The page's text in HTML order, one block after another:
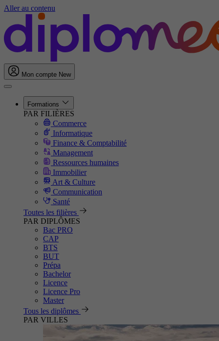
Aller au contenu
Mon compte New
Formations
PAR FILIÈRES
Commerce
Informatique
Finance & Comptabilité
Management
Ressources humaines
Immobilier
Art & Culture
Communication
Santé
Toutes les filières
PAR DIPLÔMES
Bac PRO
CAP
BTS
BUT
Prépa
Bachelor
Licence
Licence Pro
Master
Tous les diplômes
PAR VILLES